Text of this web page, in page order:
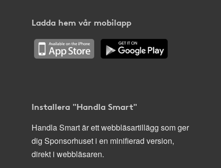
Ladda hem vår mobilapp
Installera "Handla Smart"
Handla Smart är ett webbläsartillägg som ger
dig Sponsorhuset i en minifierad version,
direkt i webbläsaren.